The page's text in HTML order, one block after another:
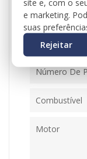
Modelo
Ano
Número De
Combustível
Motor
e marketing.
suas
Rejeitar